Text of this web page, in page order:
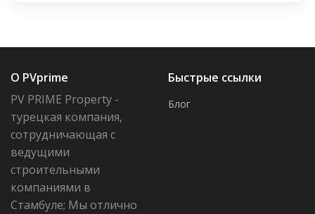
О PVprime
PV PRIME Property -
турецкая компания,
сотрудничающая с
ведущими
строительными
компаниями в
Стамбуле; Мы отлично
Быстрые ссылки
Блог